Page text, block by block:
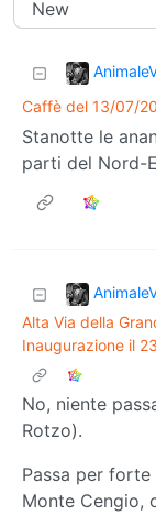
Caffè del 13/07/
Stanotte le
parti del Nord-
Alta Via della
Inaugurazione il
No, niente
Rotzo).
Passa per
Monte Cengio,